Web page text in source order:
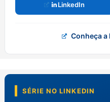
LinkedIn
Conheça
SÉRIE NO LINKEDIN